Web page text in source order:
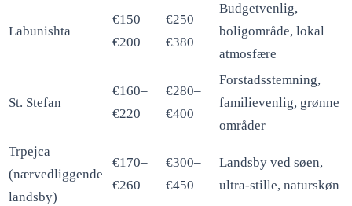
Labunishta
€150–
€200
€250–
€380
Budgetvenlig,
boligområde, lokal
atmosfære
St. Stefan
€160–
€220
€280–
€400
Forstadsstemning,
familievenlig, grønne
områder
Trpejca
(nærvedliggende
landsby)
€170–
€260
€300–
€450
Landsby ved søen,
ultra-stille, naturskøn